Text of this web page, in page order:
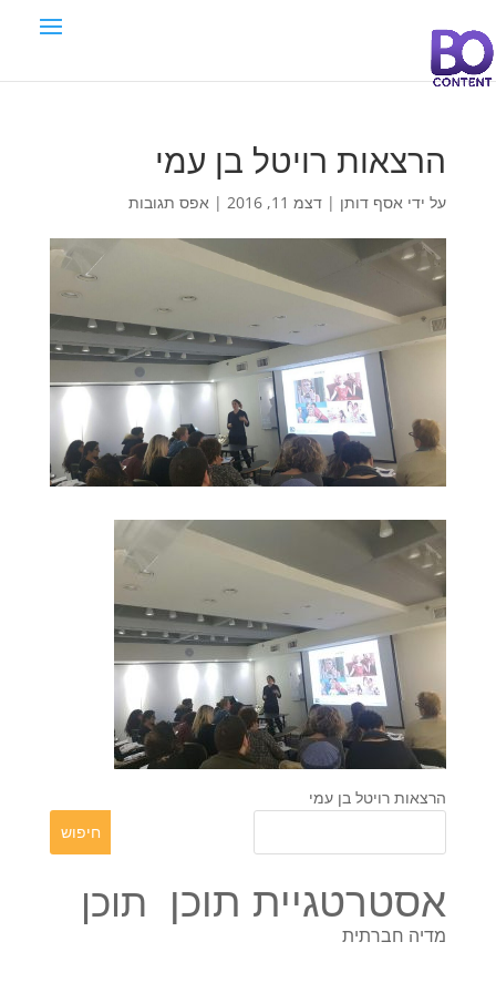
הרצאות רויטל בן עמי
על ידי אסף דותן | דצמ 11, 2016 | אפס תגובות
הרצאות רויטל בן עמי
אסטרטגיית תוכן תוכן
מדיה חברתית